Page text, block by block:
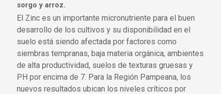
sorgo y arroz.
El Zinc es un importante micronutriente para el buen
desarrollo de los cultivos y su disponibilidad en el
suelo está siendo afectada por factores como
siembras tempranas, baja materia orgánica, ambientes
de alta productividad, suelos de texturas gruesas y
PH por encima de 7. Para la Región Pampeana, los
nuevos resultados ubican los niveles críticos por